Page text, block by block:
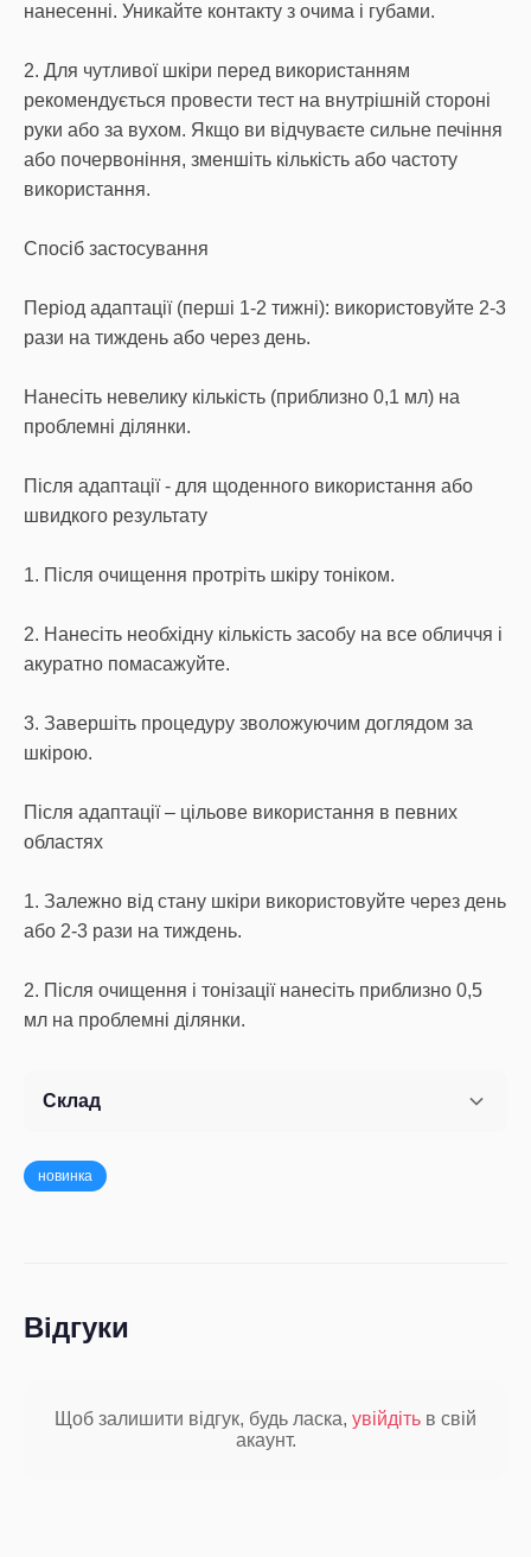
нанесенні. Уникайте контакту з очима і губами.
2. Для чутливої шкіри перед використанням
рекомендується провести тест на внутрішній стороні
руки або за вухом. Якщо ви відчуваєте сильне печіння
або почервоніння, зменшіть кількість або частоту
використання.
Спосіб застосування
Період адаптації (перші 1-2 тижні): використовуйте 2-3
рази на тиждень або через день.
Нанесіть невелику кількість (приблизно 0,1 мл) на
проблемні ділянки.
Після адаптації - для щоденного використання або
швидкого результату
1. Після очищення протріть шкіру тоніком.
2. Нанесіть необхідну кількість засобу на все обличчя і
акуратно помасажуйте.
3. Завершіть процедуру зволожуючим доглядом за
шкірою.
Після адаптації – цільове використання в певних
областях
1. Залежно від стану шкіри використовуйте через день
або 2-3 рази на тиждень.
2. Після очищення і тонізації нанесіть приблизно 0,5
мл на проблемні ділянки.
Склад
новинка
Відгуки
Щоб залишити відгук, будь ласка, увійдіть в свій
акаунт.